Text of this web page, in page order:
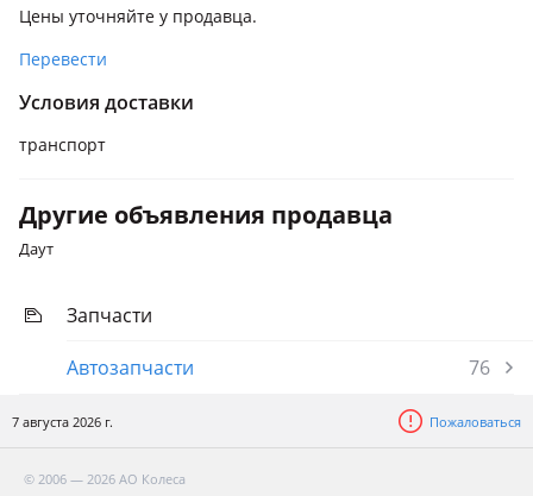
Цены уточняйте у продавца.
Перевести
Условия доставки
транспорт
Другие объявления продавца
Даут
Запчасти
Автозапчасти
76
7 августа 2026 г. Пожаловаться
© 2006 — 2026 АО Колеса